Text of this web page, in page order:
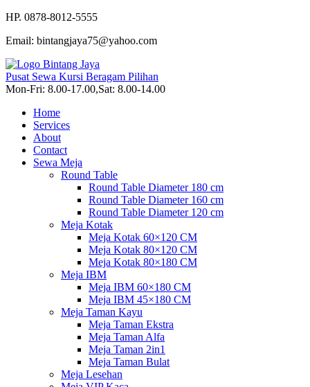
HP. 0878-8012-5555
Email: bintangjaya75@yahoo.com
Pusat Sewa Kursi Beragam Pilihan
Mon-Fri: 8.00-17.00,Sat: 8.00-14.00
Home
Services
About
Contact
Sewa Meja
Round Table
Round Table Diameter 180 cm
Round Table Diameter 160 cm
Round Table Diameter 120 cm
Meja Kotak
Meja Kotak 60×120 CM
Meja Kotak 80×120 CM
Meja Kotak 80×180 CM
Meja IBM
Meja IBM 60×180 CM
Meja IBM 45×180 CM
Meja Taman Kayu
Meja Taman Ekstra
Meja Taman Alfa
Meja Taman 2in1
Meja Taman Bulat
Meja Lesehan